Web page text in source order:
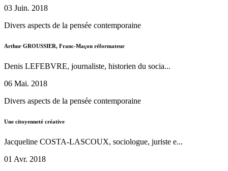
03 Juin. 2018
Divers aspects de la pensée contemporaine
Arthur GROUSSIER, Franc-Maçon réformateur
Denis LEFEBVRE, journaliste, historien du socia...
06 Mai. 2018
Divers aspects de la pensée contemporaine
Une citoyenneté créative
Jacqueline COSTA-LASCOUX, sociologue, juriste e...
01 Avr. 2018